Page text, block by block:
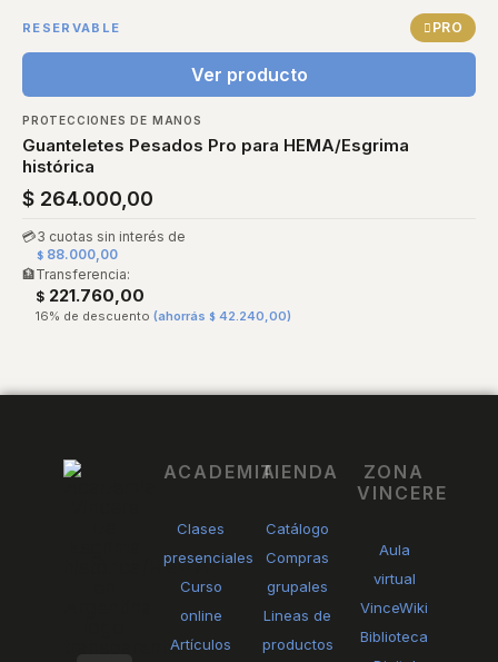
RESERVABLE PRO
Ver producto
PROTECCIONES DE MANOS
Guanteletes Pesados Pro para HEMA/Esgrima
histórica
$ 264.000,00
💳3 cuotas sin interés de
$ 88.000,00
🏦Transferencia:
$ 221.760,00
16% de descuento (ahorrás $ 42.240,00)
ACADEMIA
Clases
presenciales
Curso
online
Artículos
TIENDA
Catálogo
Compras
grupales
Lineas de
productos
ZONA
VINCERE
Aula
virtual
VinceWiki
Biblioteca